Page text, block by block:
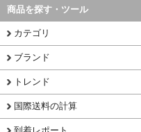
商品を探す・ツール
カテゴリ
ブランド
トレンド
国際送料の計算